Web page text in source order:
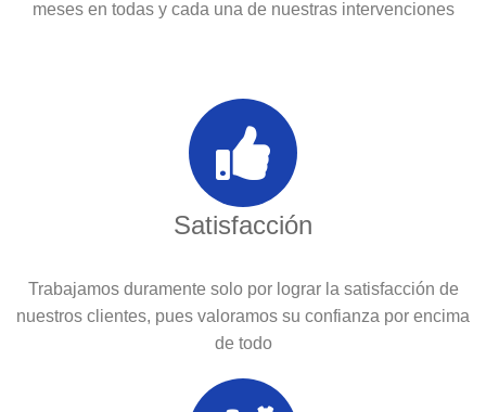
meses en todas y cada una de nuestras intervenciones
Satisfacción
Trabajamos duramente solo por lograr la satisfacción de
nuestros clientes, pues valoramos su confianza por encima
de todo